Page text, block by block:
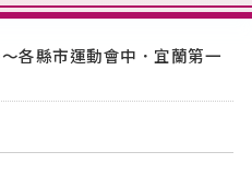
各縣市運動會中．宜蘭第一